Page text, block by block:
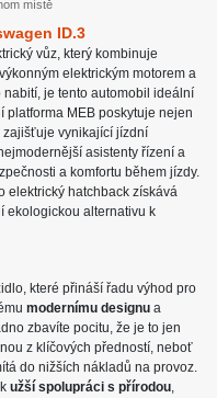
místě
ID.3
vůz, který kombinuje
elektrickým motorem a
je tento automobil ideální
MEB poskytuje nejen
zajišťuje vynikající jízdní
asistenty řízení a
a komfortu během jízdy.
elektrický hatchback získává
ekologickou alternativu k
které přináší řadu výhod pro
modernímu designu a
zbavíte pocitu, že je to jen
z klíčových předností, neboť
do nižších nákladů na provoz.
užší spolupráci s přírodou,